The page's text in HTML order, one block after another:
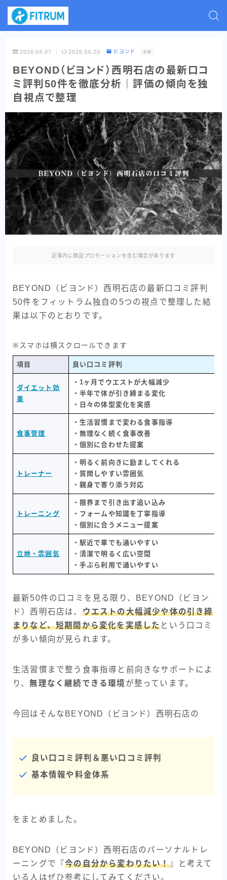
2026.04.07 2026.04.20 ビヨンド PR
BEYOND（ビヨンド）西明石店の最新口コ
ミ評判50件を徹底分析｜評価の傾向を独
自視点で整理
記事内に商品プロモーションを含む場合があります
BEYOND（ビヨンド）西明石店の最新口コミ評判
50件をフィットラム独自の5つの視点で整理した結
果は以下のとおりです。
※スマホは横スクロールできます
項目 良い口コミ評判
ダイエット効
果
・1ヶ月でウエストが大幅減少
・半年で体が引き締まる変化
・日々の体型変化を実感
食事管理
・生活習慣まで変わる食事指導
・無理なく続く食事改善
・個別に合わせた提案
トレーナー
・明るく前向きに励ましてくれる
・質問しやすい雰囲気
・親身で寄り添う対応
トレーニング
・限界まで引き出す追い込み
・フォームや知識を丁寧指導
・個別に合うメニュー提案
立地・雰囲気
・駅近で車でも通いやすい
・清潔で明るく広い空間
・手ぶら利用で通いやすい
最新50件の口コミを見る限り、BEYOND（ビヨン
ド）西明石店は、 ウエストの大幅減少や体の引き締
まりなど、短期間から変化を実感したという口コミ
が多い傾向が見られます。
生活習慣まで整う食事指導と前向きなサポートによ
り、無理なく継続できる環境 が整っています。
今回はそんなBEYOND（ビヨンド）西明石店の
良い口コミ評判＆悪い口コミ評判
基本情報や料金体系
をまとめました。
BEYOND（ビヨンド）西明石店のパーソナルトレ
ーニングで『今の自分から変わりたい！』と考えて
いる人はぜひ参考にしてみてください。